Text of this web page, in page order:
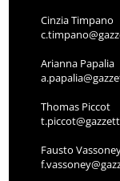
Cinzia Timpano
Arianna Papalia
Thomas Piccot
Fausto